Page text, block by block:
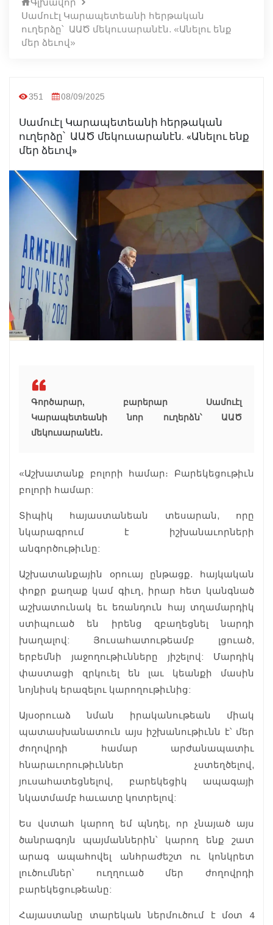
Սամուէլ Կարապետեանի հերթական
ուղերձը՝ ԱԱԾ մեկուսարանէն. «Անելու ենք
մեր ձեւով»
351 08/09/2025
Սամուէլ Կարապետեանի հերթական
ուղերձը՝ ԱԱԾ մեկուսարանէն. «Անելու ենք
մեր ձեւով»
Գործարար, բարերար Սամուէլ
Կարապետեանի նոր ուղերձն՝ ԱԱԾ
մեկուսարանէն․
«Աշխատանք բոլորի համար։ Բարեկեցութիւն
բոլորի համար:
Տիպիկ հայաստանեան տեսարան, որը
նկարագրում է իշխանաւորների
անգործութիւնը:
Աշխատանքային օրուայ ընթացք. հայկական
փոքր քաղաք կամ գիւղ, իրար հետ կանգնած
աշխատունակ եւ եռանդուն հայ տղամարդիկ
ստիպուած են իրենց զբաղեցնել նարդի
խաղալով: Յուսահատութեամբ լցուած,
երբեմնի յաջողութիւնները յիշելով: Մարդիկ
փաստացի զրկուել են լաւ կեանքի մասին
նոյնիսկ երազելու կարողութիւնից:
Այսօրուաձ նման իրականութեան միակ
պատասխանատուն այս իշխանութիւնն է՝ մեր
ժողովրդի համար արժանապատիւ
հնարաւորութիւններ չստեղծելով,
յուսահատեցնելով, բարեկեցիկ ապագայի
նկատմամբ հաւատը կոտրելով:
Ես վստահ կարող եմ պնդել, որ չնայած այս
ծանրագոյն պայմաններին՝ կարող ենք շատ
արագ ապահովել անհրաժեշտ ու կոնկրետ
լուծումներ՝ ուղղուած մեր ժողովրդի
բարեկեցութեանը:
Հայաստանը տարեկան ներմուծում է մօտ 4